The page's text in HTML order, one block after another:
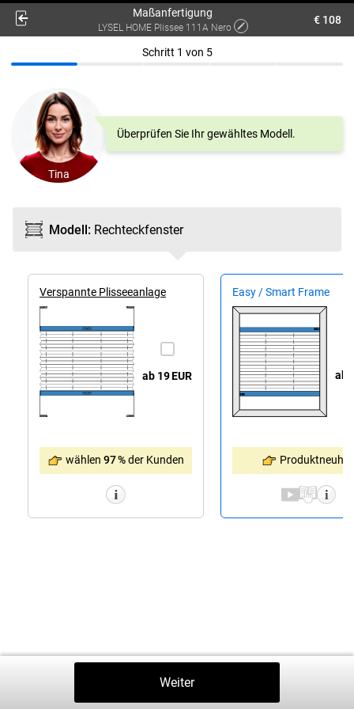
Maßanfertigung
LYSEL HOME Plissee 111A Nero
€ 108
Schritt 1 von 5
Tina
Überprüfen Sie Ihr gewähltes Modell.
Modell: Rechteck­fenster
Ver­spannte Plissee­anlage
ab 19EUR
wählen 97 %der Kunden
Easy / Smart Frame
ab
Weiter